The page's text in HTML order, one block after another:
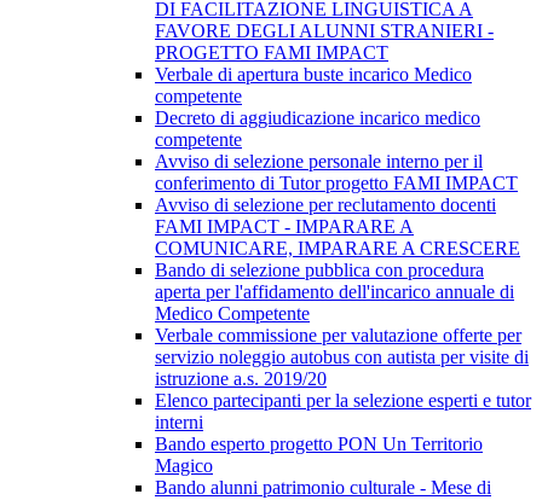
DI FACILITAZIONE LINGUISTICA A
FAVORE DEGLI ALUNNI STRANIERI -
PROGETTO FAMI IMPACT
Verbale di apertura buste incarico Medico
competente
Decreto di aggiudicazione incarico medico
competente
Avviso di selezione personale interno per il
conferimento di Tutor progetto FAMI IMPACT
Avviso di selezione per reclutamento docenti
FAMI IMPACT - IMPARARE A
COMUNICARE, IMPARARE A CRESCERE
Bando di selezione pubblica con procedura
aperta per l'affidamento dell'incarico annuale di
Medico Competente
Verbale commissione per valutazione offerte per
servizio noleggio autobus con autista per visite di
istruzione a.s. 2019/20
Elenco partecipanti per la selezione esperti e tutor
interni
Bando esperto progetto PON Un Territorio
Magico
Bando alunni patrimonio culturale - Mese di